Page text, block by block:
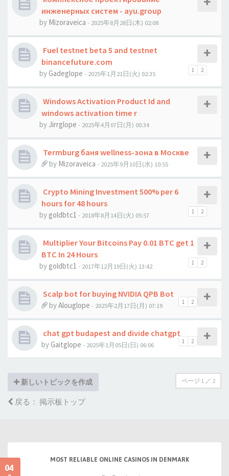
инженерных систем - ayu.group
by Mizoraveica - 2025年8月28日(木) 02:08
Fuel testnet beta 5 and testnet
binancefuture.com
1 2
byGadeglope - 2025年1月21日(火) 02:35
Windows Activation Product Id and
windows activation time r
by Jirrglope - 2025年4月07日(月) 00:34
Termburg баня wellness-зона в Москве
by Mizoraveica - 2025年9月10日(水) 10:55
Crypto Mining Investment 500% per 6
hours for 48 hours
1 2
by goldbtc1 - 2018年8月14日(火) 05:57
Multiplier Your Bitcoins Pay 0.01 BTC get 1
BTC In 24 Hours
1 2
by goldbtc1 - 2017年12月19日(火) 13:42
Scalp bot for buying NVIDIA QPB Bot
1 2
byAlouglope - 2025年2月17日(月) 07:19
chat gpt budapest and divide chatgpt
1 2
byGaitglope - 2025年1月05日(日) 06:06
新しいトピックを作成 ページ 1 ／ 2
戻る： 掲示板トップ
04
MOST RELIABLE ONLINE CASINOS IN DENMARK